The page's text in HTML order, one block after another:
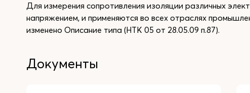
Для измерения сопротивления изоляции различных
напряжением, и применяются во всех отраслях
изменено Описание типа (НТК 05 от 28.05.09 п.87).
Документы